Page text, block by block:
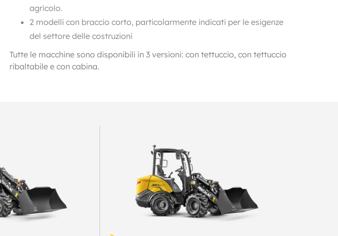
agricolo.
2 modelli con braccio corto, particolarmente indicati per le esigenze
del settore delle costruzioni
Tutte le macchine sono disponibili in 3 versioni: con tettuccio, con tettuccio
ribaltabile e con cabina.